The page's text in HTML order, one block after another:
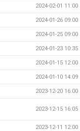
2024-02-01 11:00
2024-01-26 09:00
2024-01-25 09:00
2024-01-23 10:35
2024-01-15 12:00
2024-01-10 14:09
2023-12-20 16:00
2023-12-15 16:05
2023-12-11 12:00